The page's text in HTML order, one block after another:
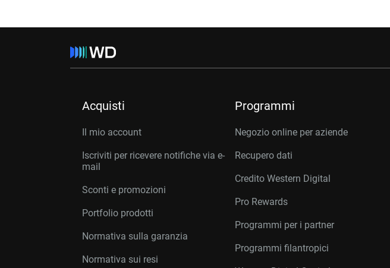
Acquisti
Il mio account
Iscriviti per ricevere notifiche via e-
mail
Sconti e promozioni
Portfolio prodotti
Normativa sulla garanzia
Normativa sui resi
Programmi
Negozio online per aziende
Recupero dati
Credito Western Digital
Pro Rewards
Programmi per i partner
Programmi filantropici